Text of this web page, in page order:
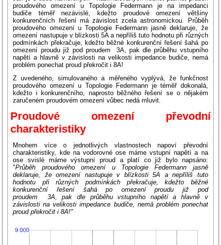
proudového omezení u Topologie Federmann je na impedanci
budiče téměř nezávislé, kdežto proudové omezení většiny
konkurenčních řešení má závislost zcela astronomickou. Průběh
proudového omezení u Topologie Federmann jasně deklaruje, že
omezení nastupuje v blízkosti 5A a nepříliš tuto hodnotu při různých
podmínkách překračuje, kdežto běžné konkurenční řešení šahá po
omezení proudu již pod proudem 3A, pak dle průběhu vstupního
napětí a hlavně v závislosti na velikosti impedance budiče, nemá
problém ponechat proud překročit i 8A!
Z uvedeného, simulovaného a měřeného vyplývá, že funkčnost
proudového omezení u Topologie Federmann je téměř dokonalá,
kdežto i konkurenčního, naprosto běžného řešení se o nějakém
zaručeném proudovém omezení vůbec nedá mluvit.
Proudové omezení převodní
charakteristiky
Mnohem více o jednotlivých vlastnostech napoví převodní
charakteristiky, kde na vodorovné ose máme vstupní napětí a na
ose svislé máme výstupní proud a platí co již bylo napsáno:
"Průběh proudového omezení u Topologie Federmann jasně
deklaruje, že omezení nastupuje v blízkosti 5A a nepříliš tuto
hodnotu při různých podmínkách překračuje, kdežto běžné
konkurenční řešení šahá po omezení proudu již pod
proudem 3A, pak dle průběhu vstupního napětí a hlavně v
závislosti na velikosti impedance budiče, nemá problém ponechat
proud překročit i 8A!"